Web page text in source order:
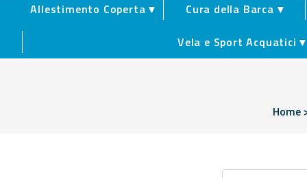
Allestimento Coperta ▾
Cura della Barca ▾
Vela e Sport Acquatici ▾
Home